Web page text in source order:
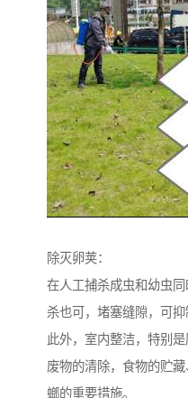
除灭卵荚：
在人工捕杀成虫和幼虫
杀也可，堵塞缝隙，可抑
此外，室内整洁，特别
废物的清除，食物的贮
螂的重要措施。